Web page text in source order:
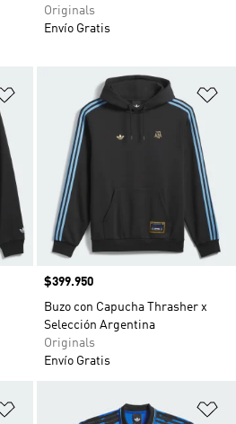
Originals
Envío Gratis
Añadir a la lista de deseos
Precio
$399.950
Buzo con Capucha Thrasher x
Selección Argentina
Originals
Envío Gratis
Añadir a la lista de deseos